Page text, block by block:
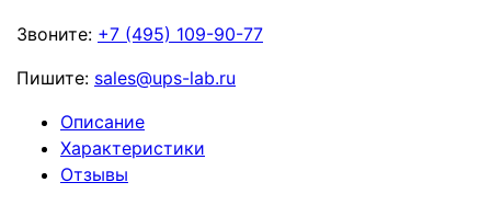
Звоните: +7 (495) 109-90-77
Пишите: sales@ups-lab.ru
Описание
Характеристики
Отзывы